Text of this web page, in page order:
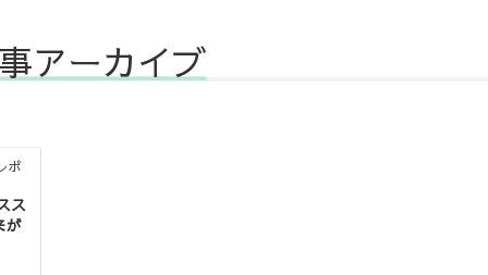
アーカイブ
ポ
ス
が